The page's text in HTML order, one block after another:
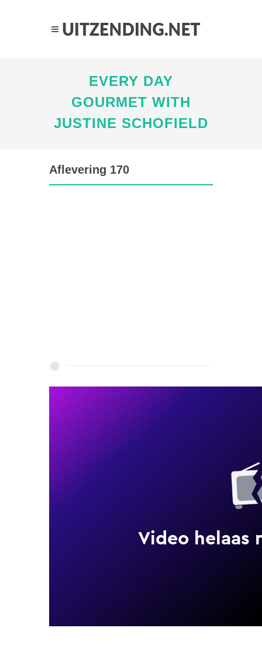
EVERY DAY
GOURMET WITH
JUSTINE SCHOFIELD
Aflevering 170